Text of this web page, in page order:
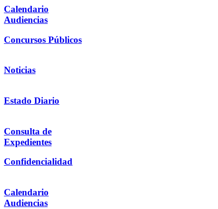
Calendario
Audiencias
Concursos Públicos
Noticias
Estado Diario
Consulta de
Expedientes
Confidencialidad
Calendario
Audiencias